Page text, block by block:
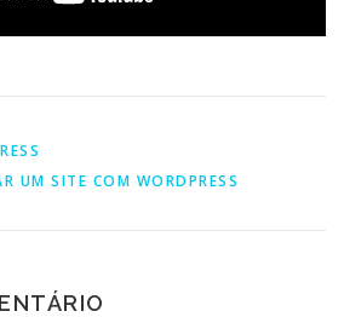
UM SITE COM WORDPRESS